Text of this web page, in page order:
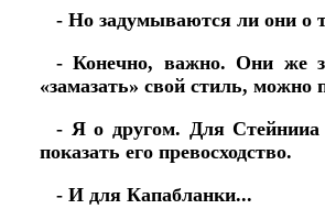
- Но задумываются ли они о
- Конечно, важно. Они же
«замазать» свой стиль,
- Я о другом. Для
показать его превосходство.
- И для Капабланки...